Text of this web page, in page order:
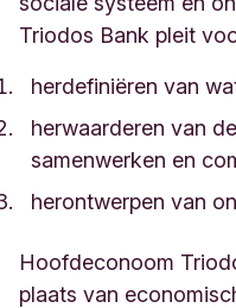
Triodos Bank pleit
herdefiniëren van
herwaarderen van
samenwerken en
herontwerpen van
Hoofdeconoom
plaats van